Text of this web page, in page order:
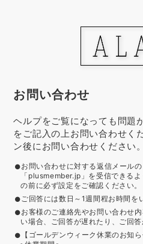
お問い合わせ
ヘルプをご覧になっても問題
をご記入の上お問い合わせく
ン後にお問い合わせください。
お問い合わせに対する返信メール
「plusmember.jp」を受信できる
の前に必ず設定をご確認ください。
ご回答には数日～1週間程お時間を
お客様のご連絡先やお問い合わせ
い場合、ご回答が遅れたり、ご回
【ゴールデンウィーク休業のお知ら